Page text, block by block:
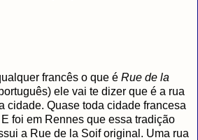
francês o que é Rue de la
ele vai te dizer que é a rua
cidade. Quase toda cidade francesa
foi em Rennes que essa tradição
a Rue de la Soif original. Uma rua